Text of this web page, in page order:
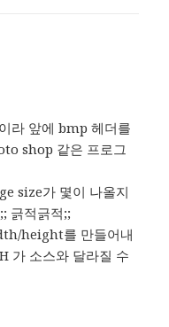
라 앞에 bmp 헤더를
shop 같은 프로그
size가 몇이 나올지
긁적긁적;;
height를 만들어내
가 소스와 달라질 수